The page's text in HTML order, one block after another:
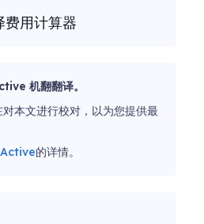
费用计算器
机翻翻译。
本文进行校对，以为您提供最
的详情。